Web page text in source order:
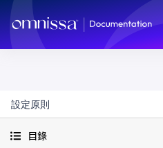
設定原則
目錄